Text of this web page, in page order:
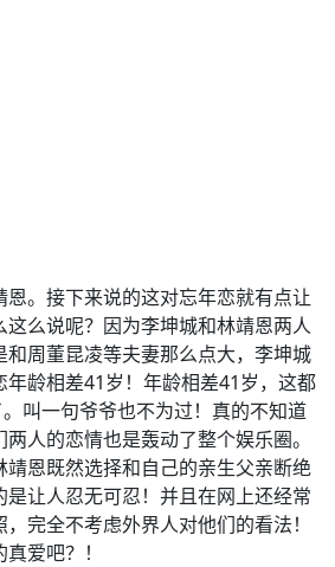
。接下来说的这对忘年恋就有点让
么说呢？因为李坤城和林靖恩两人
和周董昆凌等夫妻那么点大，李坤城
龄相差41岁！年龄相差41岁，这都
叫一句爷爷也不为过！真的不知道
人的恋情也是轰动了整个娱乐圈。
靖恩既然选择和自己的亲生父亲断绝
让人忍无可忍！并且在网上还经常
完全不考虑外界人对他们的看法！
爱吧？！